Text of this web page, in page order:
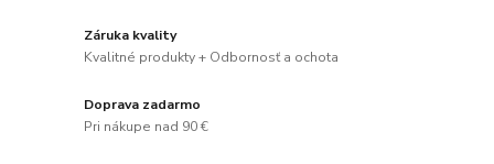
Záruka kvality
Kvalitné produkty + Odbornosť a ochota
Doprava zadarmo
Pri nákupe nad 90 €